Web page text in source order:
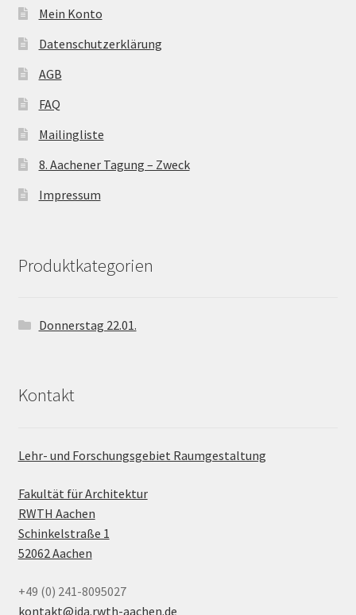
Mein Konto
Datenschutzerklärung
AGB
FAQ
Mailingliste
8. Aachener Tagung – Zweck
Impressum
Produktkategorien
Donnerstag 22.01.
Kontakt
Lehr- und Forschungsgebiet Raumgestaltung
Fakultät für Architektur
RWTH Aachen
Schinkelstraße 1
52062 Aachen
+49 (0) 241-8095027
kontakt@ida.rwth-aachen.de